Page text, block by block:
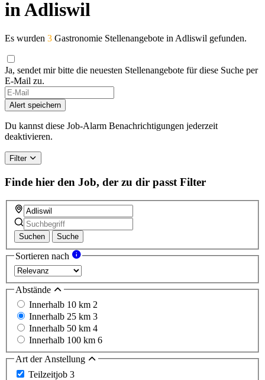
in Adliswil
Es wurden 3 Gastronomie Stellenangebote in Adliswil gefunden.
Ja, sendet mir bitte die neuesten Stellenangebote für diese Suche per
E-Mail zu.
Alert speichern
Du kannst diese Job-Alarm Benachrichtigungen jederzeit
deaktivieren.
Filter
Finde hier den Job, der zu dir passt Filter
Suchen Suche
Sortieren nach
Abstände
Innerhalb 10 km 2
Innerhalb 25 km 3
Innerhalb 50 km 4
Innerhalb 100 km 6
Art der Anstellung
Teilzeitjob 3